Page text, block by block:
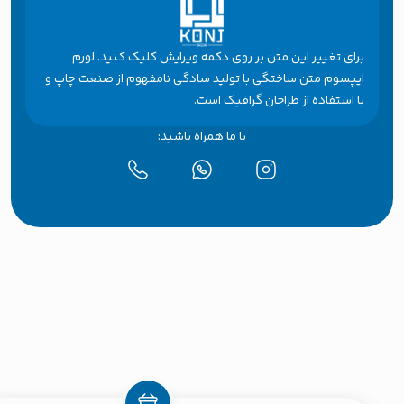
برای تغییر این متن بر روی دکمه ویرایش کلیک کنید. لورم
ایپسوم متن ساختگی با تولید سادگی نامفهوم از صنعت چاپ و
با استفاده از طراحان گرافیک است.
با ما همراه باشید: